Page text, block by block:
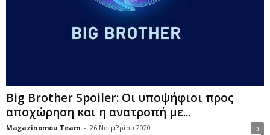
Big Brother Spoiler: Οι υποψήφιοι προς
αποχώρηση και η ανατροπή με...
Magazinomou Team - 26 Νοεμβρίου 2020 0